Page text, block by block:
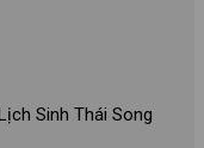
Sinh Thái Song